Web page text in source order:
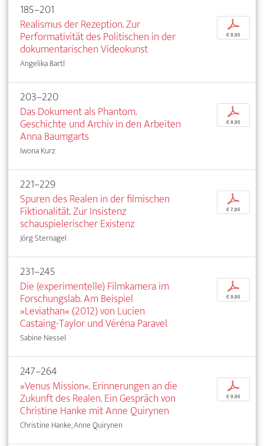
185–201
Realismus der Rezeption. Zur
Performativität des Politischen in der
dokumentarischen Videokunst
Angelika Bartl
p
€ 9,95
203–220
Das Dokument als Phantom.
Geschichte und Archiv in den Arbeiten
Anna Baumgarts
Iwona Kurz
p
€ 9,95
221–229
Spuren des Realen in der filmischen
Fiktionalität. Zur Insistenz
schauspielerischer Existenz
Jörg Sternagel
p
€ 7,95
231–245
Die (experimentelle) Filmkamera im
Forschungslab. Am Beispiel
»Leviathan« (2012) von Lucien
Castaing-Taylor und Véréna Paravel
Sabine Nessel
p
€ 9,95
247–264
»Venus Mission«. Erinnerungen an die
Zukunft des Realen. Ein Gespräch von
Christine Hanke mit Anne Quirynen
Christine Hanke, Anne Quirynen
p
€ 9,95